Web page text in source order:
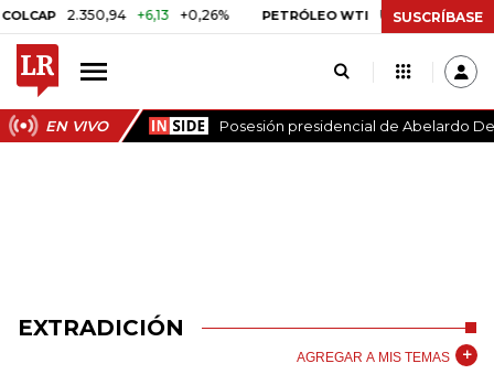
2.350,94 +6,13 +0,26% PETRÓLEO WTI US$ 78,01 US$ 2,92
SUSCRÍBASE
EN VIVO Posesión presidencial de Abelardo
EXTRADICIÓN
AGREGAR A MIS TEMAS